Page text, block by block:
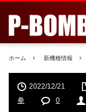
ホーム 新機種情報
2022/12/21
拳
0